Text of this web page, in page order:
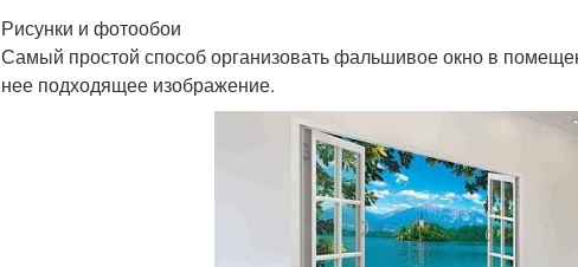
Рисунки и фотообои
Самый простой способ организовать фальшивое окно в
нее подходящее изображение.